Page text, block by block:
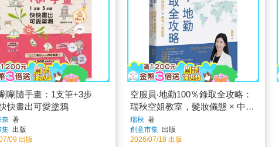
唰隨手畫：1支筆+3步
快畫出可愛塗鴉
奈 著
集 出版
09 出版
空服員‧地勤100％錄取全攻略：
瑞秋空姐教室，髮妝儀態 × 中英
回答 × 面試技巧 × 應考上榜指南
瑞秋 著
創意市集 出版
2026/07/18 出版